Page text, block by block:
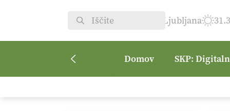
Ljubljana
Domov SKP: